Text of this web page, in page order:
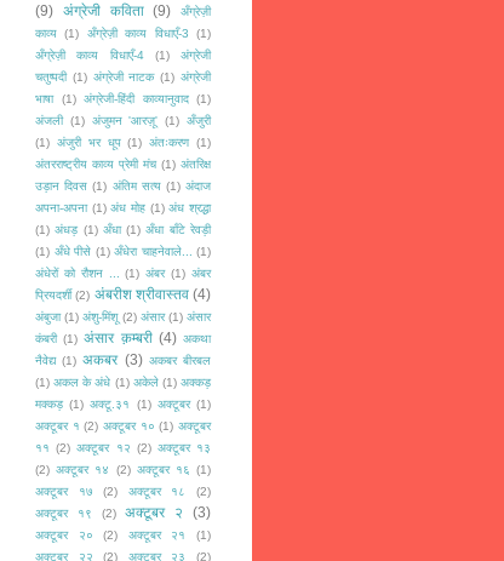
(9)
अंग्रेजी कविता (9)
अँग्रेज़ी
काव्य (1) अँग्रेज़ी काव्य विधाएँ-3
(1)
अँग्रेज़ी काव्य विधाएँ-4
(1)
अंग्रेजी
चतुष्पदी (1) अंग्रेजी नाटक (1) अंग्रेजी
भाषा
(1) अंग्रेजी-हिंदी काव्यानुवाद (1)
अंजली (1) अंजुमन 'आरज़ू' (1) अँजुरी
(1) अंजुरी भर धूप (1) अंतःकरण (1)
अंतरराष्ट्रीय काव्य प्रेमी मंच (1) अंतरिक्ष
उड़ान दिवस (1) अंतिम सत्य (1) अंदाज
अपना-अपना (1) अंध मोह (1) अंध श्रद्धा
(1) अंधड़ (1) अँधा (1) अँधा बाँटे रेवड़ी
(1) अँधे पीसे (1) अँधेरा चाहनेवाले...
(1)
अंधेरों को रौशन ...
(1) अंबर (1) अंबर
प्रियदर्शी (2) अंबरीश श्रीवास्तव (4)
अंबुजा (1) अंशु-मिंशू (2) अंसार (1) अंसार
कंबरी (1) अंसार क़म्बरी (4) अकथा
नैवेद्य (1) अकबर (3) अकबर बीरबल
(1) अकल के अंधे (1) अकेले (1) अक्कड़
मक्कड़ (1) अक्टू.३१ (1) अक्टूबर (1)
अक्टूबर १ (2) अक्टूबर १० (1) अक्टूबर
११ (2) अक्टूबर १२ (2) अक्टूबर १३
(2) अक्टूबर १४ (2) अक्टूबर १६ (1)
अक्टूबर १७
(2) अक्टूबर १८
(2)
अक्टूबर १९
(2) अक्टूबर २ (3)
अक्टूबर २० (2) अक्टूबर २१
(1)
अक्टूबर २२
(2) अक्टूबर २३
(2)